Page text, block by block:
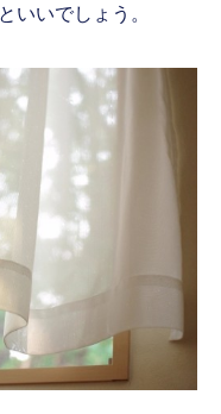
いいでしょう。